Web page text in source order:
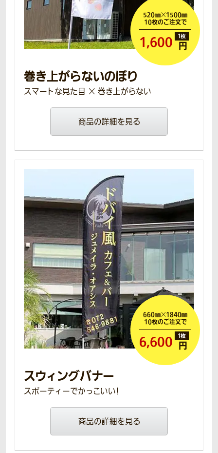
520㎜×1500㎜
10枚のご注文で
1,600 円
巻き上がらないのぼり
スマートな見た目 × 巻き上がらない
商品の詳細を見る
660㎜×1840㎜
10枚のご注文で
6,600 円
スウィングバナー
スポーティーでかっこいい！
商品の詳細を見る